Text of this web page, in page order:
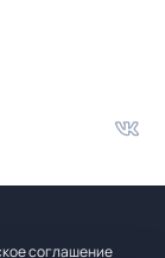
соглашение